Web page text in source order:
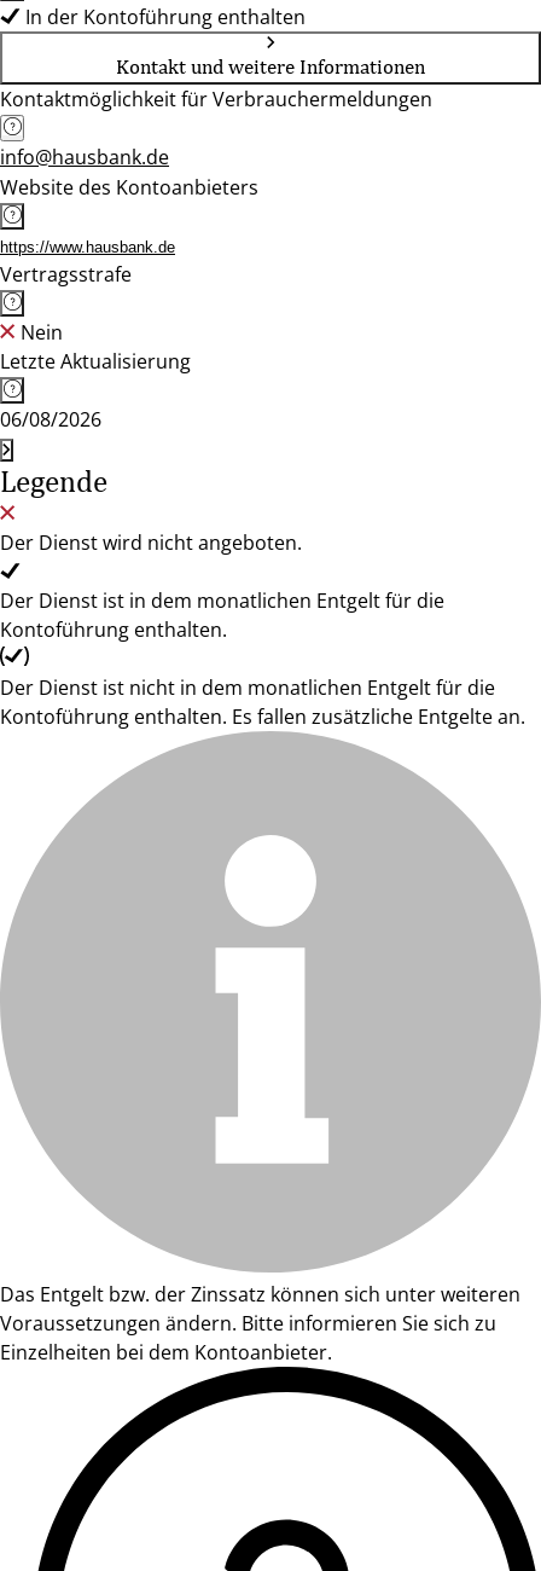
In der Kontoführung enthalten
Kontakt und weitere Informationen
Kontaktmöglichkeit für Verbrauchermeldungen
info@hausbank.de
Website des Kontoanbieters
https://www.hausbank.de
Vertragsstrafe
Nein
Letzte Aktualisierung
06/08/2026
Legende
Der Dienst wird nicht angeboten.
Der Dienst ist in dem monatlichen Entgelt für die
Kontoführung enthalten.
Der Dienst ist nicht in dem monatlichen Entgelt für die
Kontoführung enthalten. Es fallen zusätzliche Entgelte an.
Das Entgelt bzw. der Zinssatz können sich unter weiteren
Voraussetzungen ändern. Bitte informieren Sie sich zu
Einzelheiten bei dem Kontoanbieter.